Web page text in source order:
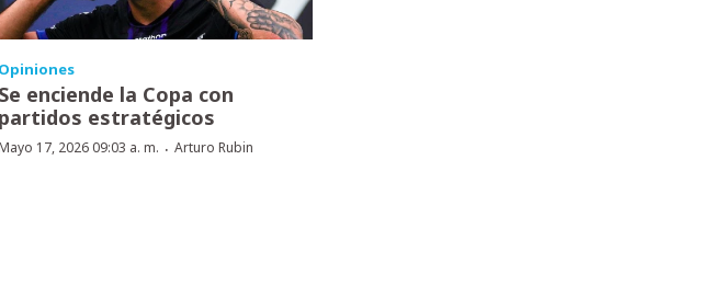
Opiniones
Se enciende la Copa con
partidos estratégicos
17, 2026 09:03 a. m. · Arturo Rubin